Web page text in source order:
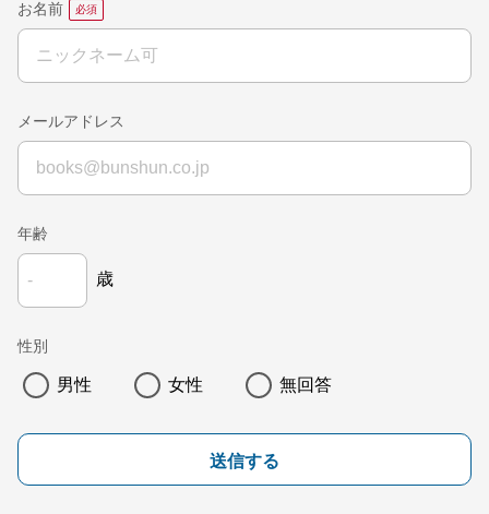
お名前
メールアドレス
年齢
歳
性別
男性 女性 無回答
送信する